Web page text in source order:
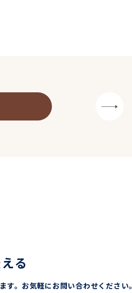
る
す。 お気軽にお問い合わせください。